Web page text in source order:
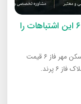
املاک پرند فاز ۶ | قبل از خرید در فاز ۶ این اشتباهات را
املاک پرند فاز ۶ راهنمای خرید خانه بررسی مسکن مهر فاز ۶ قیمت
۶ پرند.